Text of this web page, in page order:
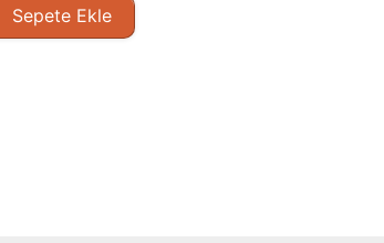
Sepete Ekle